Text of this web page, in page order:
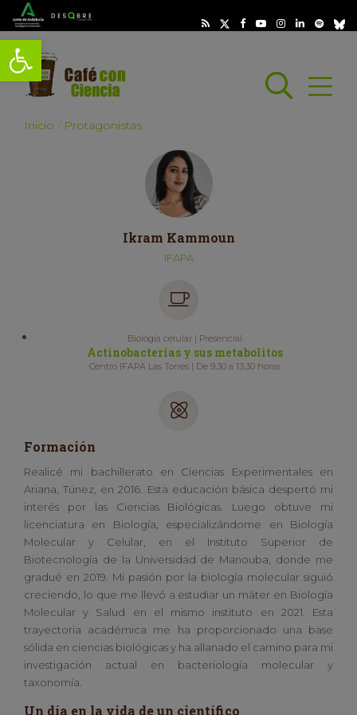
Abrir barra de herramientas
Abrir
Inicio Protagonistas
Ikram Kammoun
IFAPA
Biología celular | Presencial
Actinobacterias y sus metabolitos
Centro IFAPA Las Torres | De 9.30 a 13.30 horas
Formación
Realicé mi bachillerato en Ciencias Experimentales en
Ariana, Túnez, en 2016. Esta educación básica despertó mi
interés por las Ciencias Biológicas. Luego obtuve mi
licenciatura en Biología, especializándome en Biología
Molecular y Celular, en el Instituto Superior de
Biotecnología de la Universidad de Manouba, donde me
gradué en 2019. Mi pasión por la biología molecular siguió
creciendo, lo que me llevó a estudiar un máter en Biología
Molecular y Salud en el mismo instituto en 2021. Esta
trayectoria académica me ha proporcionado una base
sólida en ciencias biológicas y ha allanado el camino para mi
investigación actual en bacteriología molecular y
taxonomía.
Un día en la vida de un científico